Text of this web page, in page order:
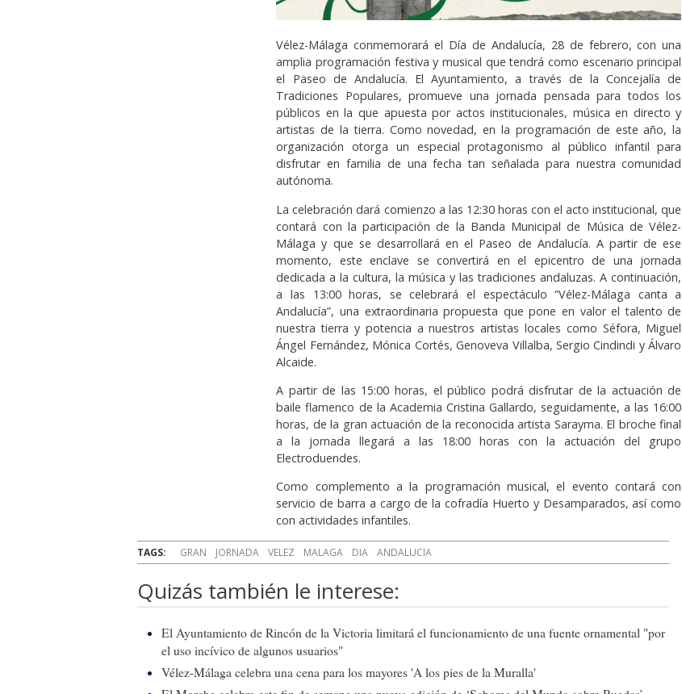
Vélez-Málaga conmemorará el Día de Andalucía, 28 de febrero, con una
amplia programación festiva y musical que tendrá como escenario principal
el Paseo de Andalucía. El Ayuntamiento, a través de la Concejalía de
Tradiciones Populares, promueve una jornada pensada para todos los
públicos en la que apuesta por actos institucionales, música en directo y
artistas de la tierra. Como novedad, en la programación de este año, la
organización otorga un especial protagonismo al público infantil para
disfrutar en familia de una fecha tan señalada para nuestra comunidad
autónoma.
La celebración dará comienzo a las 12:30 horas con el acto institucional, que
contará con la participación de la Banda Municipal de Música de Vélez-
Málaga y que se desarrollará en el Paseo de Andalucía. A partir de ese
momento, este enclave se convertirá en el epicentro de una jornada
dedicada a la cultura, la música y las tradiciones andaluzas. A continuación,
a las 13:00 horas, se celebrará el espectáculo “Vélez-Málaga canta a
Andalucía”, una extraordinaria propuesta que pone en valor el talento de
nuestra tierra y potencia a nuestros artistas locales como Séfora, Miguel
Ángel Fernández, Mónica Cortés, Genoveva Villalba, Sergio Cindindi y Álvaro
Alcaide.
A partir de las 15:00 horas, el público podrá disfrutar de la actuación de
baile flamenco de la Academia Cristina Gallardo, seguidamente, a las 16:00
horas, de la gran actuación de la reconocida artista Sarayma. El broche final
a la jornada llegará a las 18:00 horas con la actuación del grupo
Electroduendes.
Como complemento a la programación musical, el evento contará con
servicio de barra a cargo de la cofradía Huerto y Desamparados, así como
con actividades infantiles.
TAGS: GRAN JORNADA VELEZ MALAGA DIA ANDALUCIA
Quizás también le interese:
El Ayuntamiento de Rincón de la Victoria limitará el funcionamiento de una fuente ornamental "por
el uso incívico de algunos usuarios"
Vélez-Málaga celebra una cena para los mayores 'A los pies de la Muralla'